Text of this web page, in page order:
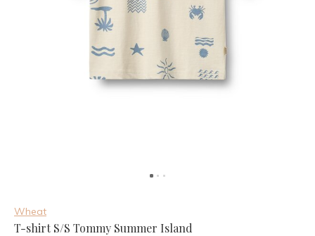
Wheat
T-shirt S/S Tommy Summer Island